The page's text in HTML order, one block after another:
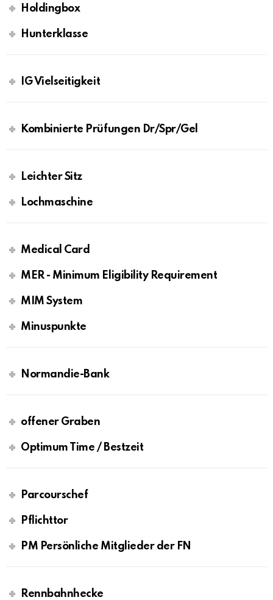
Holdingbox
Hunterklasse
IG Vielseitigkeit
Kombinierte Prüfungen Dr/Spr/Gel
Leichter Sitz
Lochmaschine
Medical Card
MER - Minimum Eligibility Requirement
MIM System
Minuspunkte
Normandie-Bank
offener Graben
Optimum Time / Bestzeit
Parcourschef
Pflichttor
PM Persönliche Mitglieder der FN
Rennbahnhecke